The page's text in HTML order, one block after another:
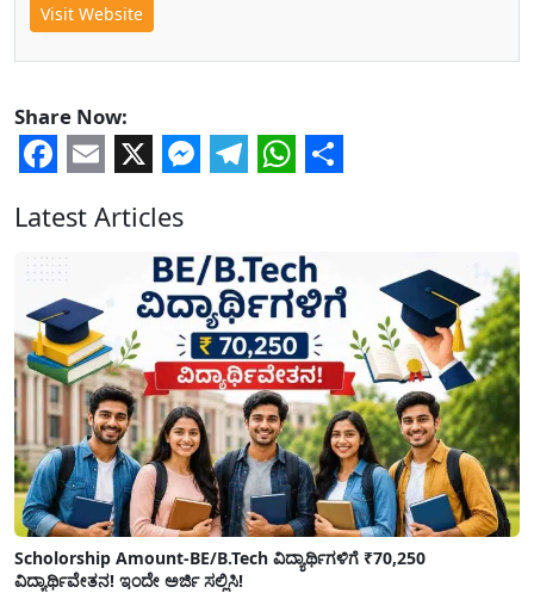
Visit Website
Share Now:
Latest Articles
Scholorship Amount-BE/B.Tech ವಿದ್ಯಾರ್ಥಿಗಳಿಗೆ ₹70,250
ವಿದ್ಯಾರ್ಥಿವೇತನ! ಇಂದೇ ಅರ್ಜಿ ಸಲ್ಲಿಸಿ!